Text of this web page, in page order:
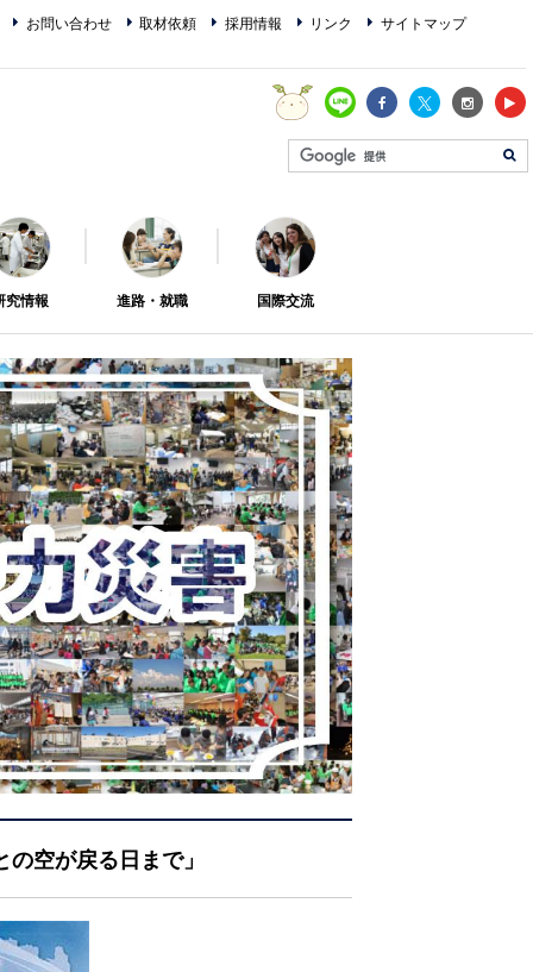
お問い合わせ 取材依頼 採用情報 リンク
サイトマップ
究情報 進路・就職 国際交流
空が戻る日まで」